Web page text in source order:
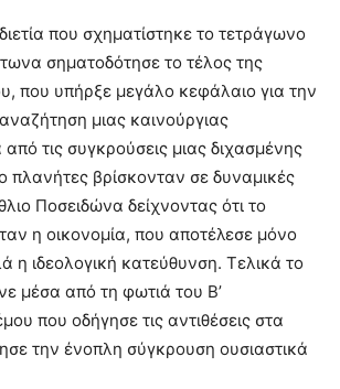
που σχηματίστηκε το τετράγωνο
σηματοδότησε το τέλος της
που υπήρξε μεγάλο κεφάλαιο για την
μιας καινούργιας
τις συγκρούσεις μιας διχασμένης
πλανήτες βρίσκονταν σε δυναμικές
Ποσειδώνα δείχνοντας ότι το
η οικονομία, που αποτέλεσε μόνο
η ιδεολογική κατεύθυνση. Τελικά το
μέσα από τη φωτιά του Β’
που οδήγησε τις αντιθέσεις στα
την ένοπλη σύγκρουση ουσιαστικά